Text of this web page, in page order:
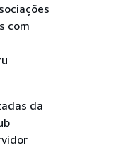
com
da